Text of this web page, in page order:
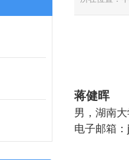
蒋健晖
男，湖南
电子邮箱